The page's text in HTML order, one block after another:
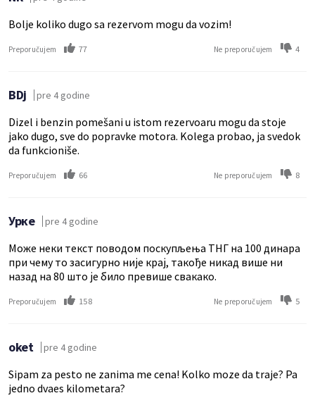
Bolje koliko dugo sa rezervom mogu da vozim!
Preporučujem 77 Ne preporučujem 4
BDj pre 4 godine
Dizel i benzin pomešani u istom rezervoaru mogu da stoje
jako dugo, sve do popravke motora. Kolega probao, ja svedok
da funkcioniše.
Preporučujem 66 Ne preporučujem 8
Урке pre 4 godine
Може неки текст поводом поскупљења ТНГ на 100 динара
при чему то засигурно није крај, такође никад више ни
назад на 80 што је било превише свакако.
Preporučujem 158 Ne preporučujem 5
oket pre 4 godine
Sipam za pesto ne zanima me cena! Kolko moze da traje? Pa
jedno dvaes kilometara?